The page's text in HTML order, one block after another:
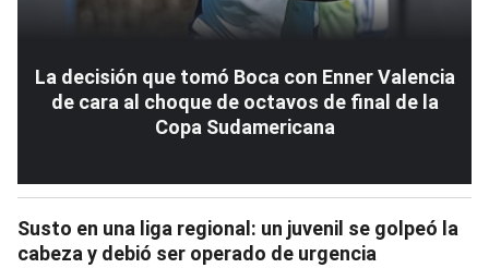
La decisión que tomó Boca con Enner Valencia
de cara al choque de octavos de final de la
Copa Sudamericana
Susto en una liga regional: un juvenil se golpeó la
cabeza y debió ser operado de urgencia